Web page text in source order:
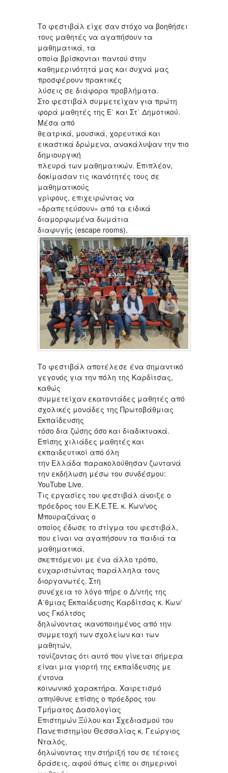
Το φεστιβάλ είχε σαν στόχο να βοηθήσει
τους μαθητές να αγαπήσουν τα
μαθηματικά, τα
οποία βρίσκονται παντού στην
καθημερινότητά μας και συχνά μας
προσφέρουν πρακτικές
λύσεις σε διάφορα προβλήματα.
Στο φεστιβάλ συμμετείχαν για πρώτη
φορά μαθητές της Ε΄ και Στ΄ Δημοτικού.
Μέσα από
θεατρικά, μουσικά, χορευτικά και
εικαστικά δρώμενα, ανακάλυψαν την πιο
δημιουργική
πλευρά των μαθηματικών. Επιπλέον,
δοκίμασαν τις ικανότητές τους σε
μαθηματικούς
γρίφους, επιχειρώντας να
«δραπετεύσουν» από τα ειδικά
διαμορφωμένα δωμάτια
διαφυγής (escape rooms).
Το φεστιβάλ αποτέλεσε ένα σημαντικό
γεγονός για την πόλη της Καρδίτσας,
καθώς
συμμετείχαν εκατοντάδες μαθητές από
σχολικές μονάδες της Πρωτοβάθμιας
Εκπαίδευσης
τόσο δια ζώσης όσο και διαδικτυακά.
Επίσης χιλιάδες μαθητές και
εκπαιδευτικοί από όλη
την Ελλάδα παρακολούθησαν ζωντανά
την εκδήλωση μέσω του συνδέσμου:
YouTube Live.
Τις εργασίες του φεστιβάλ άνοιξε ο
πρόεδρος του Ε.Κ.Ε.ΤΕ. κ. Κων/νος
Μπουραζάνας ο
οποίος έδωσε το στίγμα του φεστιβάλ,
που είναι να αγαπήσουν τα παιδιά τα
μαθηματικά,
σκεπτόμενοι με ένα άλλο τρόπο,
ευχαριστώντας παράλληλα τους
διοργανωτές. Στη
συνέχεια το λόγο πήρε ο Δ/ντής της
Α΄θμιας Εκπαίδευσης Καρδίτσας κ. Κων/
νος Γκόλτσος
δηλώνοντας ικανοποιημένος από την
συμμετοχή των σχολείων και των
μαθητών,
τονίζοντας ότι αυτό που γίνεται σήμερα
είναι μια γιορτή της εκπαίδευσης με
έντονα
κοινωνικό χαρακτήρα. Χαιρετισμό
απηύθυνε επίσης ο πρόεδρος του
Τμήματος Δασολογίας
Επιστημών Ξύλου και Σχεδιασμού του
Πανεπιστημίου Θεσσαλίας κ. Γεώργιος
Νταλός,
δηλώνοντας την στήριξή του σε τέτοιες
δράσεις, αφού όπως είπε οι σημερινοί